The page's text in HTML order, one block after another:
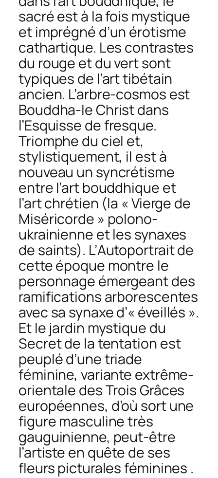
sacré est à la fois mystique
et imprégné d’un érotisme
cathartique. Les contrastes
du rouge et du vert sont
typiques de l’art tibétain
ancien. L’arbre-cosmos est
Bouddha-le Christ dans
l’Esquisse de fresque.
Triomphe du ciel et,
stylistiquement, il est à
nouveau un syncrétisme
entre l’art bouddhique et
l’art chrétien (la « Vierge de
Miséricorde » polono-
ukrainienne et les synaxes
de saints). L’Autoportraitde
cette époque montre le
personnage émergeant des
ramifications arborescentes
avec sa synaxe d’« éveillés ».
Et le jardin mystique du
Secret de la tentation est
peuplé d’une triade
féminine, variante extrême-
orientale des Trois Grâces
européennes, d’où sort une
figure masculine très
gauguinienne, peut-être
l’artiste en quête de ses
fleurs picturales féminines .